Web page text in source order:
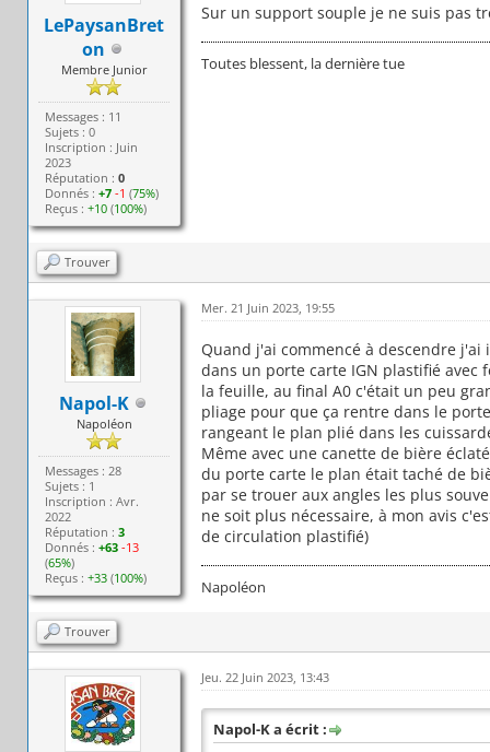
LePaysanBret
on
Membre Junior
Messages : 11
Sujets : 0
Inscription : Juin
2023
Réputation :0
Donnés :+7 -1 (75%)
Reçus :+10 (100%)
Sur un support souple je ne suis pas
Toutes blessent, la dernière tue
Trouver
Napol-K
Napoléon
Messages : 28
Sujets : 1
Inscription : Avr.
2022
Réputation :3
Donnés :+63 -13
(65%)
Reçus :+33 (100%)
Mer. 21 Juin 2023, 19:55
Quand j'ai commencé à descendre
dans un porte carte IGN plastifié
la feuille, au final A0 c'était un peu
pliage pour que ça rentre dans le
rangeant le plan plié dans les
Même avec une canette de bière
du porte carte le plan était taché de
par se trouer aux angles les plus
ne soit plus nécessaire, à mon avis
de circulation plastifié)
Napoléon
Trouver
Jeu. 22 Juin 2023, 13:43
Napol-K a écrit :